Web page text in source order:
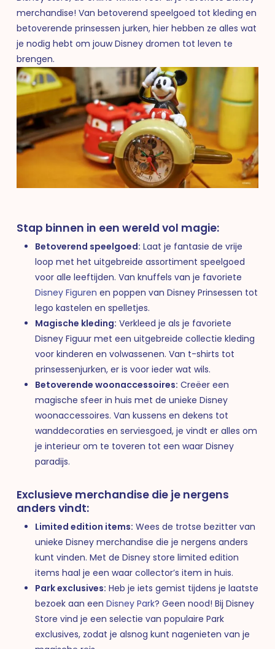
merchandise! Van betoverend speelgoed tot kleding en
betoverende prinsessen jurken, hier hebben ze alles wat
je nodig hebt om jouw Disney dromen tot leven te
brengen.
Stap binnen in een wereld vol magie:
Betoverend speelgoed: Laat je fantasie de vrije
loop met het uitgebreide assortiment speelgoed
voor alle leeftijden. Van knuffels van je favoriete
Disney Figuren en poppen van Disney Prinsessen tot
lego kastelen en spelletjes.
Magische kleding: Verkleed je als je favoriete
Disney Figuur met een uitgebreide collectie kleding
voor kinderen en volwassenen. Van t-shirts tot
prinsessenjurken, er is voor ieder wat wils.
Betoverende woonaccessoires: Creëer een
magische sfeer in huis met de unieke Disney
woonaccessoires. Van kussens en dekens tot
wanddecoraties en serviesgoed, je vindt er alles om
je interieur om te toveren tot een waar Disney
paradijs.
Exclusieve merchandise die je nergens
anders vindt:
Limited edition items: Wees de trotse bezitter van
unieke Disney merchandise die je nergens anders
kunt vinden. Met de Disney store limited edition
items haal je een waar collector’s item in huis.
Park exclusives: Heb je iets gemist tijdens je laatste
bezoek aan een Disney Park? Geen nood! Bij Disney
Store vind je een selectie van populaire Park
exclusives, zodat je alsnog kunt nagenieten van je